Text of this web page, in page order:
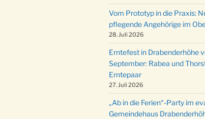
Vom Prototyp in die Praxis:
pflegende Angehörige im
28. Juli 2026
Erntefest in Drabenderhöhe
September: Rabea und
Erntepaar
27. Juli 2026
„Ab in die Ferien“-Party im
Gemeindehaus